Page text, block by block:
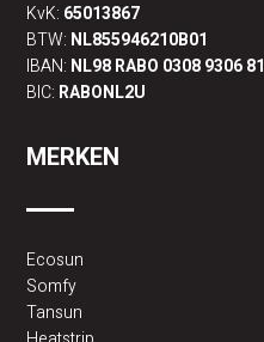
KvK: 65013867
BTW: NL855946210B01
IBAN: NL98 RABO 0308 9306 81
BIC: RABONL2U
MERKEN
Ecosun
Somfy
Tansun